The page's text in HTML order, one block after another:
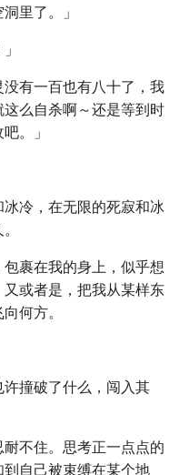
里了。」
没有一百也有八十了，我
么自杀啊～还是等到时
。」
冷，在无限的死寂和冰
裹在我的身上，似乎想
或者是，把我从某样东
何方。
撞破了什么，闯入其
不住。思考正一点点的
自己被束缚在某个地